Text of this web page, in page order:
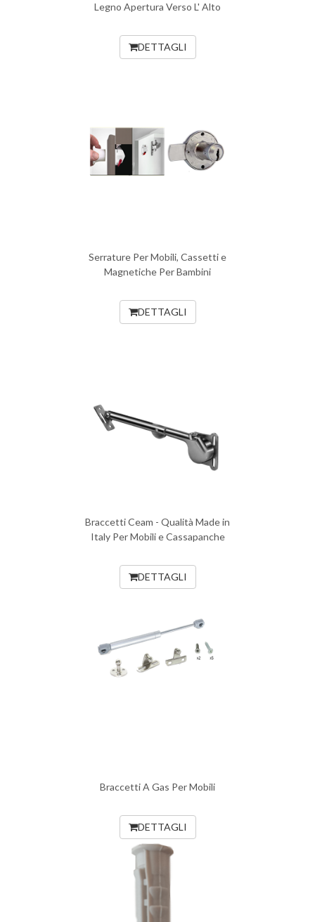
Legno Apertura Verso L' Alto
DETTAGLI
Serrature Per Mobili, Cassetti e
Magnetiche Per Bambini
DETTAGLI
Braccetti Ceam - Qualità Made in
Italy Per Mobili e Cassapanche
DETTAGLI
Braccetti A Gas Per Mobili
DETTAGLI